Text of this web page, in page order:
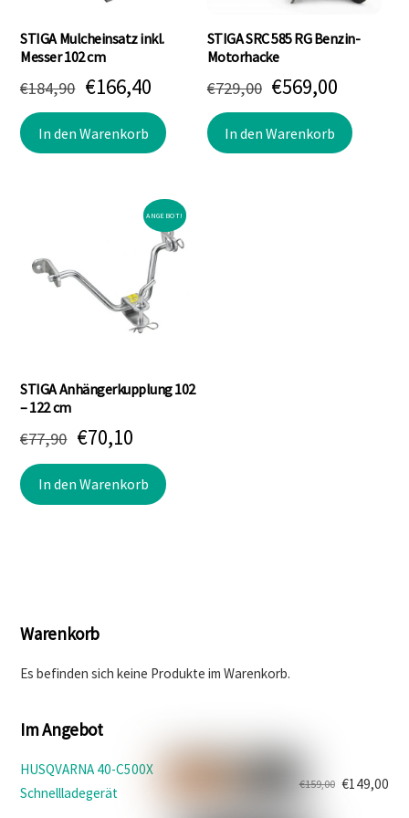
STIGA Mulcheinsatz inkl.
Messer 102 cm
€184,90 Ursprünglicher
Preis
war:
€166,40Aktueller
Preis
ist:
In den Warenkorb
STIGA SRC 585 RG Benzin-
Motorhacke
€729,00 Ursprünglicher
Preis
war:
€569,00
Preis
ist:
In den Warenkorb
ANGEBOT!
STIGA Anhängerkupplung 102
– 122 cm
€77,90 Ursprünglicher
Preis
war:
€70,10Aktueller
Preis
ist:
In den Warenkorb
Warenkorb
Es befinden sich keine Produkte im Warenkorb.
Im Angebot
HUSQVARNA 40-C500X
Schnellladegerät
€159,00
Ursprünglicher
€149,00
Aktueller